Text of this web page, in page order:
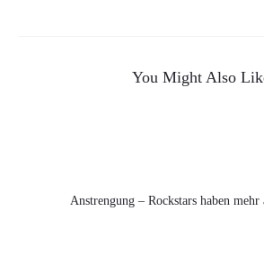
You Might Also
Anstrengung – Rockstars haben